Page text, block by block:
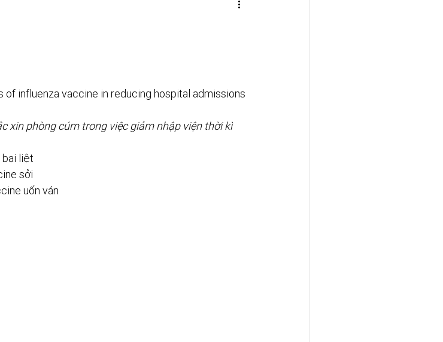
influenza vaccine in reducing hospital admissions
xin phòng cúm trong việc giảm nhập viện thời kì
liệt
sởi
uốn ván